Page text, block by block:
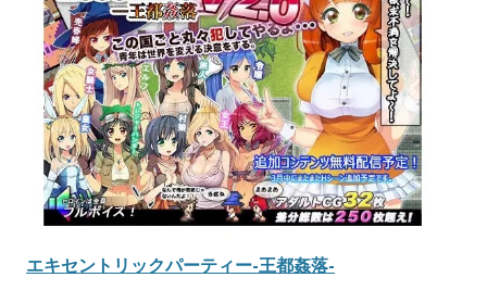
エキセントリックパーティー-王都姦落-